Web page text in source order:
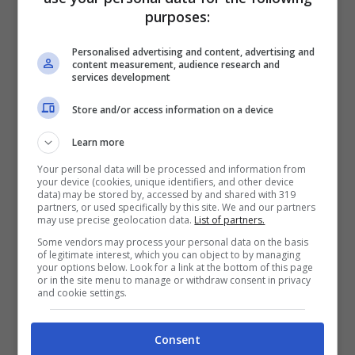
Chi è Nicole Conte: Biografia, Età, Ex Letizia Petris e
Instagram (sulmonaoggi.lti) -@_nicoleconte_
Sul sito ufficiale dedicato alle sue
creazioni, si legge che si tratta di “un
progetto di rinascita che vuole alleviare la
nostalgia tra presente e passato tramite
purposes:
Personalised advertising and content, advertising and
content measurement, audience research and
services development
Store and/or access information on a device
Learn more
Your personal data will be processed and information from
your device (cookies, unique identifiers, and other device
data) may be stored by, accessed by and shared with 319
partners, or used specifically by this site. We and our partners
may use precise geolocation data. List of partners.
Some vendors may process your personal data on the basis
of legitimate interest, which you can object to by managing
your options below. Look for a link at the bottom of this page
or in the site menu to manage or withdraw consent in privacy
and cookie settings.
Consent